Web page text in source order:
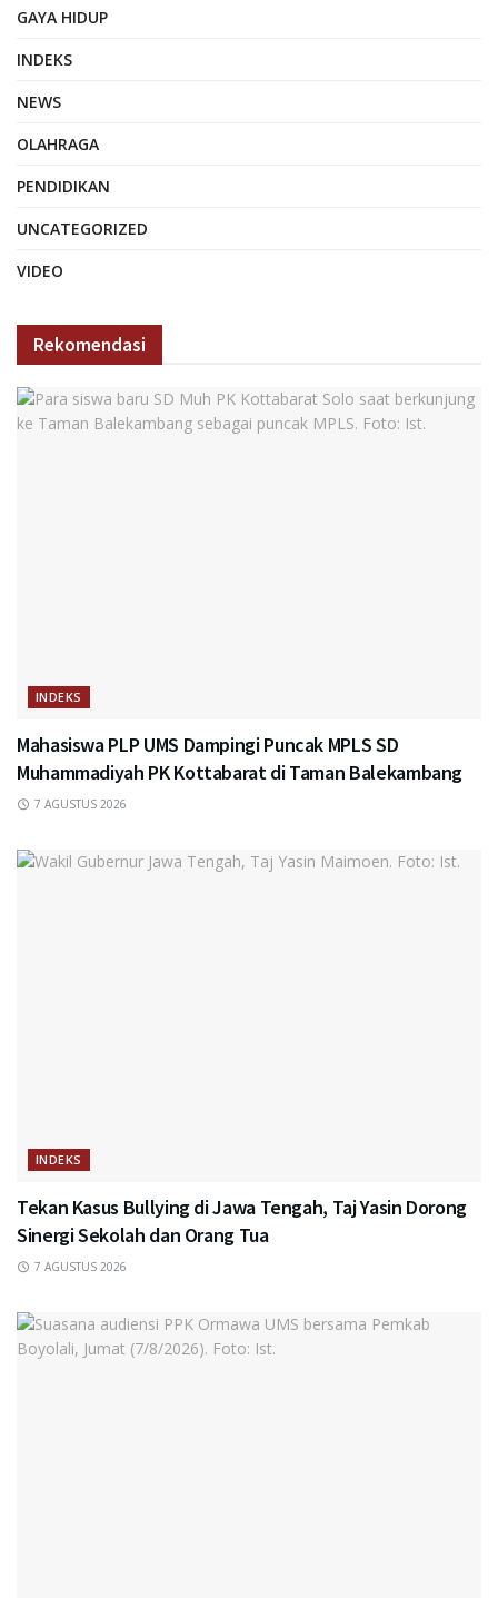
GAYA HIDUP
INDEKS
NEWS
OLAHRAGA
PENDIDIKAN
UNCATEGORIZED
VIDEO
Rekomendasi
INDEKS
Mahasiswa PLP UMS Dampingi Puncak MPLS SD
Muhammadiyah PK Kottabarat di Taman Balekambang
7 AGUSTUS 2026
INDEKS
Tekan Kasus Bullying di Jawa Tengah, Taj Yasin Dorong
Sinergi Sekolah dan Orang Tua
7 AGUSTUS 2026